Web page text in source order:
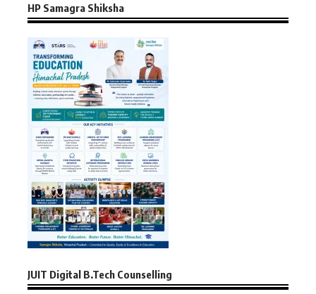
HP Samagra Shiksha
JUIT Digital B.Tech Counselling